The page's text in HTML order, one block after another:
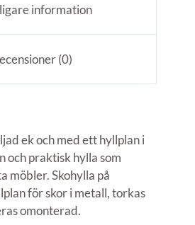
information
(0)
ek och med ett hyllplan i
och praktisk hylla som
möbler. Skohylla på
för skor i metall, torkas
omonterad.